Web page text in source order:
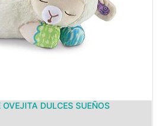
OVEJITA DULCES SUEÑOS